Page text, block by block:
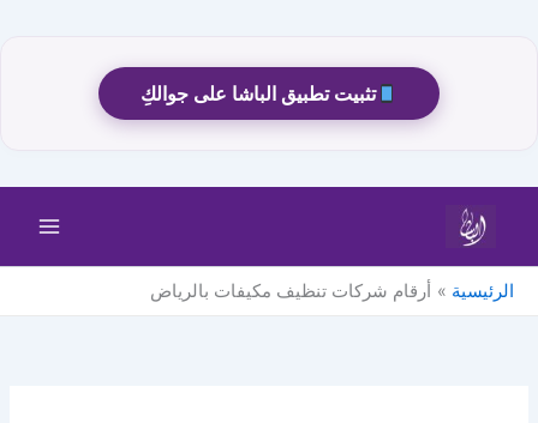
تثبيت تطبيق الباشا على جوالكِ
الرئيسية
أرقام شركات تنظيف مكيفات بالرياض